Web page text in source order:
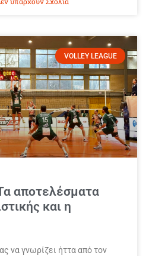
VOLLEY LEAGUE
αποτελέσματα
και η
να γνωρίζει ήττα από τον